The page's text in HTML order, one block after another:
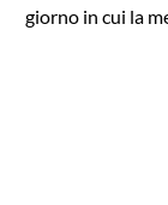
giorno in cui la